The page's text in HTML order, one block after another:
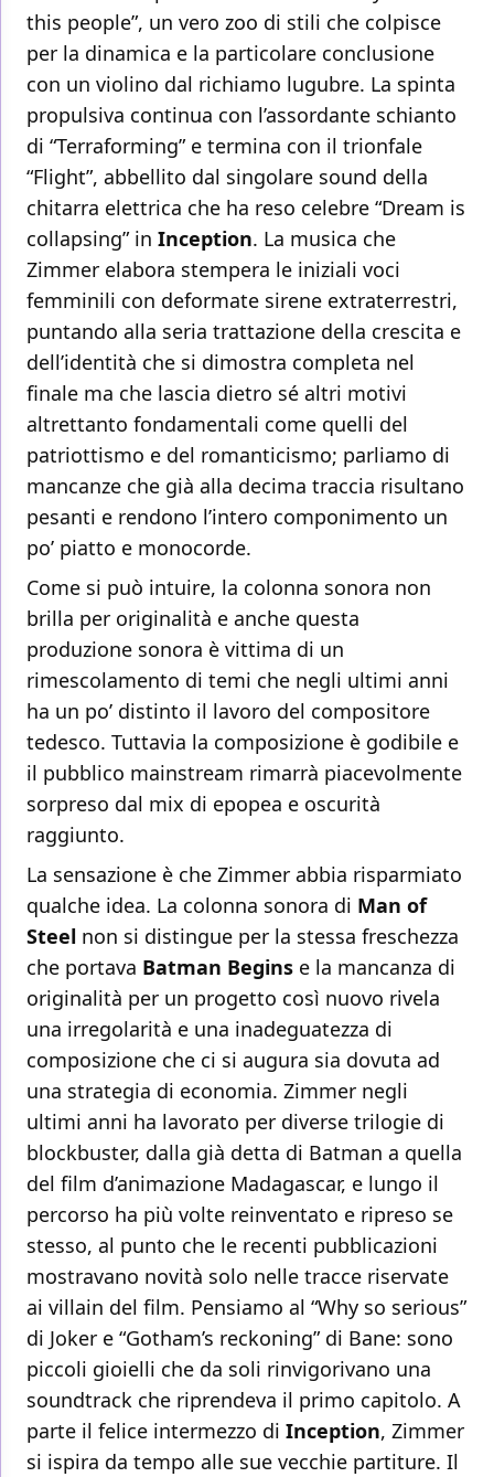
this people”, un vero zoo di stili che colpisce
per la dinamica e la particolare conclusione
con un violino dal richiamo lugubre. La spinta
propulsiva continua con l’assordante schianto
di “Terraforming” e termina con il trionfale
“Flight”, abbellito dal singolare sound della
chitarra elettrica che ha reso celebre “Dream is
collapsing” in Inception. La musica che
Zimmer elabora stempera le iniziali voci
femminili con deformate sirene extraterrestri,
puntando alla seria trattazione della crescita e
dell’identità che si dimostra completa nel
finale ma che lascia dietro sé altri motivi
altrettanto fondamentali come quelli del
patriottismo e del romanticismo; parliamo di
mancanze che già alla decima traccia risultano
pesanti e rendono l’intero componimento un
po’ piatto e monocorde.
Come si può intuire, la colonna sonora non
brilla per originalità e anche questa
produzione sonora è vittima di un
rimescolamento di temi che negli ultimi anni
ha un po’ distinto il lavoro del compositore
tedesco. Tuttavia la composizione è godibile e
il pubblico mainstream rimarrà piacevolmente
sorpreso dal mix di epopea e oscurità
raggiunto.
La sensazione è che Zimmer abbia risparmiato
qualche idea. La colonna sonora di Man of
Steel non si distingue per la stessa freschezza
che portava Batman Begins e la mancanza di
originalità per un progetto così nuovo rivela
una irregolarità e una inadeguatezza di
composizione che ci si augura sia dovuta ad
una strategia di economia. Zimmer negli
ultimi anni ha lavorato per diverse trilogie di
blockbuster, dalla già detta di Batman a quella
del film d’animazione Madagascar, e lungo il
percorso ha più volte reinventato e ripreso se
stesso, al punto che le recenti pubblicazioni
mostravano novità solo nelle tracce riservate
ai villain del film. Pensiamo al “Why so serious”
di Joker e “Gotham’s reckoning” di Bane: sono
piccoli gioielli che da soli rinvigorivano una
soundtrack che riprendeva il primo capitolo. A
parte il felice intermezzo di Inception, Zimmer
si ispira da tempo alle sue vecchie partiture. Il